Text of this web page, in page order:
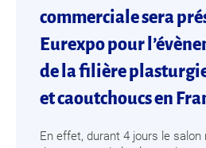
commerciale sera
Eurexpo pour
de la filière
et caoutchoucs en
En effet, durant 4 jours le salon